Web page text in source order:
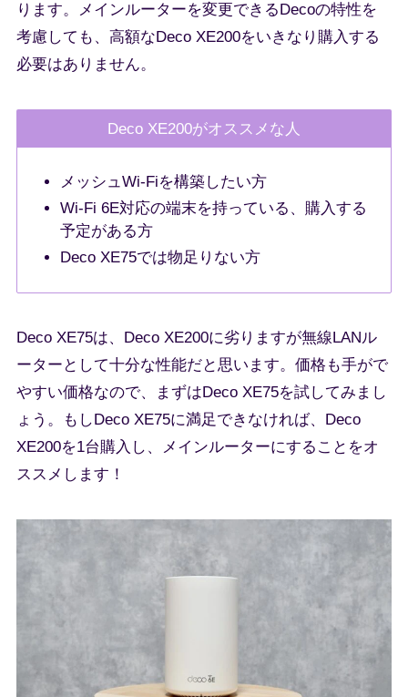
ります。メインルーターを変更できるDecoの特性を
考慮しても、高額なDeco XE200をいきなり購入する
必要はありません。
Deco XE200がオススメな人
メッシュWi-Fiを構築したい方
Wi-Fi 6E対応の端末を持っている、購入する
予定がある方
Deco XE75では物足りない方
Deco XE75は、Deco XE200に劣りますが無線LANル
ーターとして十分な性能だと思います。価格も手がで
やすい価格なので、まずはDeco XE75を試してみまし
ょう。もしDeco XE75に満足できなければ、Deco
XE200を1台購入し、メインルーターにすることをオ
ススメします！